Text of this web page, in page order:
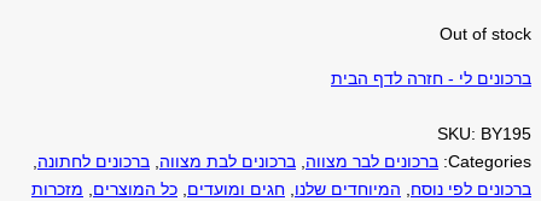
Out of stock
ברכונים לי - חזרה לדף הבית
SKU: BY195
Categories: ברכונים לבר מצווה ברכונים לבת מצווה ברכונים לחתונה
ברכונים לפי נוסח
המיוחדים שלנו חגים ומועדים כל המוצרים מזכרות